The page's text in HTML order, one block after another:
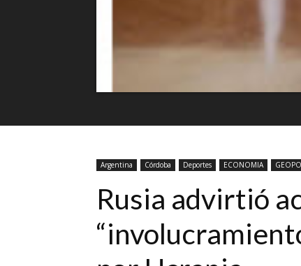
Argentina Córdoba Deportes ECONOMIA
Rusia advirtió